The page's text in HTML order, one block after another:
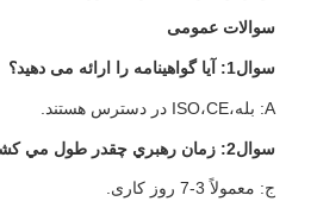
دستگاه جوش انتشاری
دستگاه جوش لیزری
کابل های بدون لگد
سوالات عمومی
سوال1: آیا گواهینامه را ارائه می دهید؟
A: بله،ISO،CE در دسترس هستند.
سوال2: زمان رهبري چقدر طول مي کشه؟
ج: معمولاً 3-7 روز کاری.